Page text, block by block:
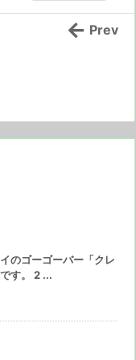
Prev
のゴーゴーバー「クレ
す。 2 ...